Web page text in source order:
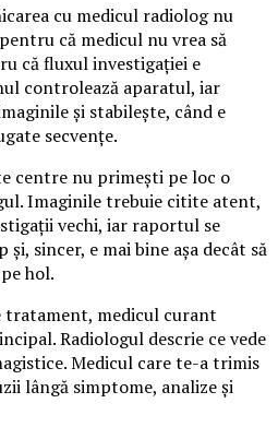
cu medicul radiolog nu
că medicul nu vrea să
că fluxul investigației e
controlează aparatul, iar
și stabilește, când e
secvențe.
centre nu primești pe loc o
Imaginile trebuie citite atent,
vechi, iar raportul se
sincer, e mai bine așa decât să
hol.
medicul curant
Radiologul descrie ce vede
Medicul care te-a trimis
lângă simptome, analize și